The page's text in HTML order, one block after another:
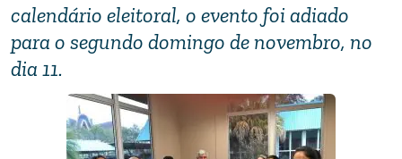
calendário eleitoral, o evento foi adiado
para o segundo domingo de novembro, no
dia 11.